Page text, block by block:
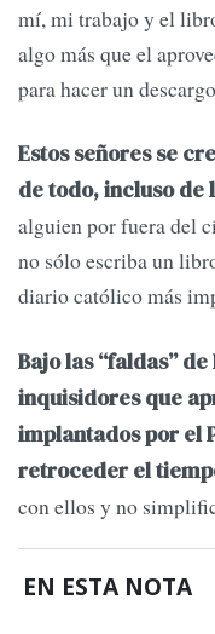
mí, mi trabajo y el
algo más que el
para hacer un
Estos señores se
de todo, incluso de
alguien por fuera del
no sólo escriba un
diario católico más
Bajo las “faldas”
inquisidores que
implantados por el
retroceder el
con ellos y no
EN ESTA NOTA